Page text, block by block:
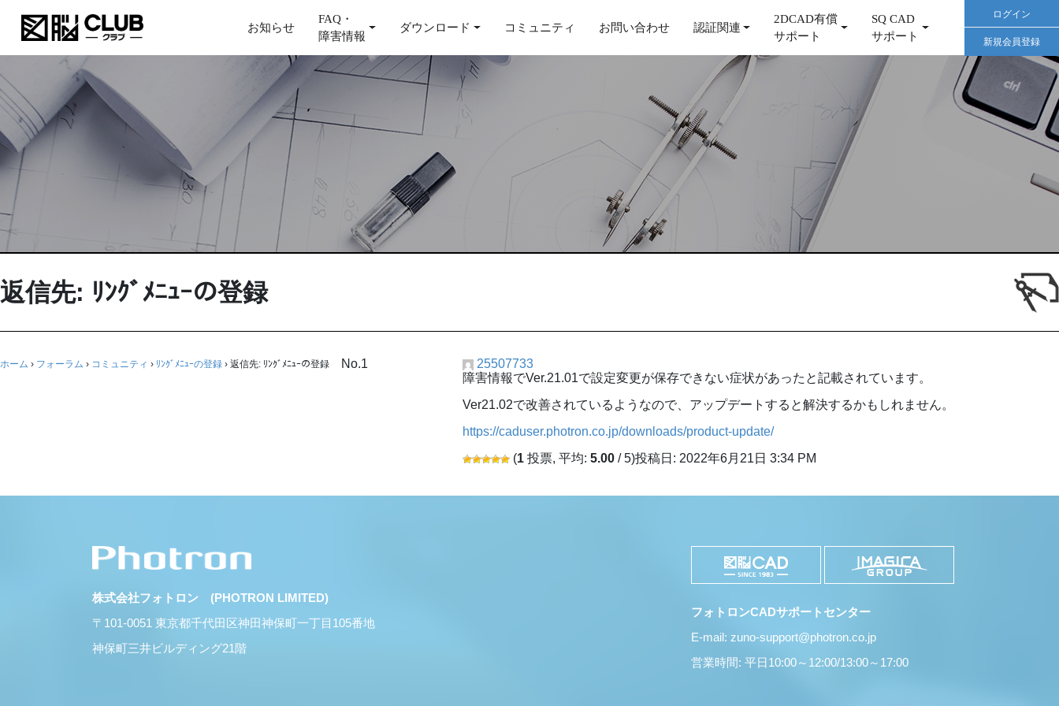
お知らせ
FAQ・
障害情報
ダウンロード コミュニティ お問い合わせ 認証関連
2DCAD有償
サポート
SQ CAD
サポート
ログイン
新規会員登録
返信先: ﾘﾝｸﾞﾒﾆｭｰの登録
ホーム › フォーラム › コミュニティ › ﾘﾝｸﾞﾒﾆｭｰの登録 › 返信先: ﾘﾝｸﾞﾒﾆｭｰの登録 No.1
25507733
障害情報でVer.21.01で設定変更が保存できない症状があったと記載されています。
Ver21.02で改善されているようなので、アップデートすると解決するかもしれません。
https://caduser.photron.co.jp/downloads/product-update/
(1 投票, 平均:5.00 / 5)投稿日: 2022年6月21日 3:34 PM
株式会社フォトロン (PHOTRON LIMITED)
〒101-0051 東京都千代田区神田神保町一丁目105番地
神保町三井ビルディング21階
フォトロンCADサポートセンター
E-mail: zuno-support@photron.co.jp
営業時間: 平日10:00～12:00/13:00～17:00